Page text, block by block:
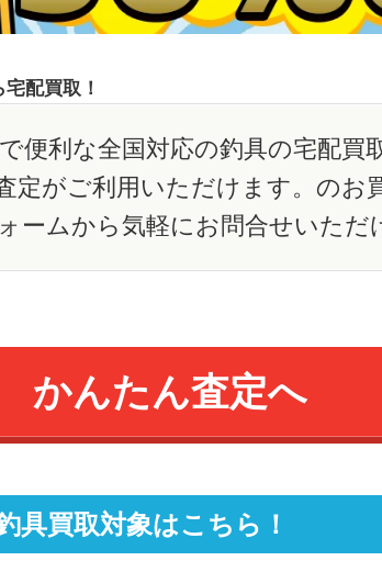
配買取！
便利な全国対応の釣具の宅配買
定がご利用いただけます。のお
ームから気軽にお問合せいただ
かんたん査定へ
具買取対象はこちら！